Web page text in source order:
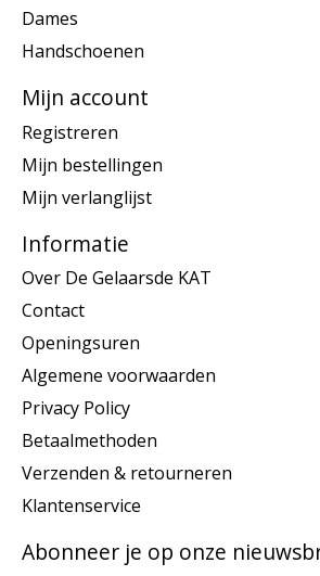
Dames
Handschoenen
Mijn account
Registreren
Mijn bestellingen
Mijn verlanglijst
Informatie
Over De Gelaarsde KAT
Contact
Openingsuren
Algemene voorwaarden
Privacy Policy
Betaalmethoden
Verzenden & retourneren
Klantenservice
Abonneer je op onze